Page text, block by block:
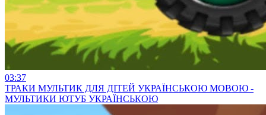
03:37
ТРАКИ МУЛЬТИК ДЛЯ ДІТЕЙ УКРАЇНСЬКОЮ МОВОЮ -
МУЛЬТИКИ ЮТУБ УКРАЇНСЬКОЮ